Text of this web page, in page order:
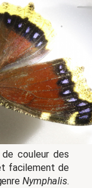
couleur des
facilement de
Nymphalis.